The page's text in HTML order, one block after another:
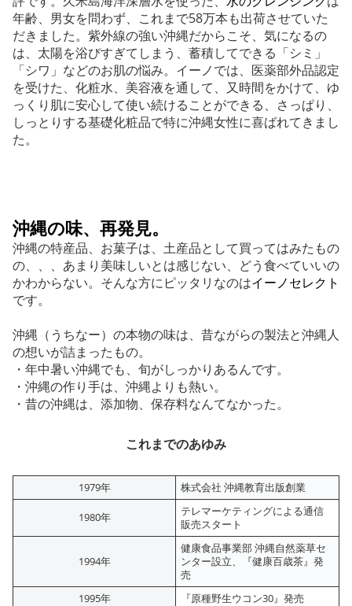
年齢、男女を問わず、これまで58万本も出荷させていた
だきました。紫外線の強い沖縄だからこそ、気になるの
は、太陽を浴びすぎてしまう、蓄積してできる「シミ」
「シワ」などのお肌の悩み。イーノでは、医薬部外品認定
を受けた、化粧水、美容液を通して、又時間をかけて、ゆ
っくり肌に安心して使い続けることができる、さっぱり、
しっとりする基礎化粧品で特に沖縄女性に喜ばれてきまし
た。
沖縄の味、再発見。
沖縄の特産品、お菓子は、土産品として買ってはみたもの
の、、、あまり美味しいとは感じない、どう食べていいの
かわからない。そんな方にピッタリなのはイーノセレクト
です。
沖縄（うちなー）の本物の味は、昔ながらの製法と沖縄人
の想いが詰まったもの。
・年中暑い沖縄でも、旬がしっかりあるんです。
・沖縄の作り手は、沖縄よりも熱い。
・昔の沖縄は、添加物、保存料なんてなかった。
これまでのあゆみ
1979年 株式会社 沖縄教育出版創業
1980年
テレマーケティングによる通信
販売スタート
1994年
健康食品事業部 沖縄自然薬草セ
ンター設立、『健康百歳茶』発
売
1995年
『原種野生ウコン30』発売